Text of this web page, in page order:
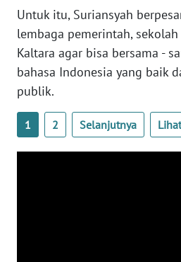
Untuk itu, Suriansyah
lembaga pemerintah,
Kaltara agar bisa bersama -
bahasa Indonesia yang baik
publik.
1 2 Selanjutnya
WN
SUMBAR
SUMSEL
WN
BENGKULU